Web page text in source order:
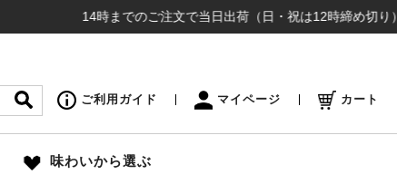
14時までのご注文で当日出荷（日・祝は12時締め切り）
ご利用ガイド マイページ カート
味わいから選ぶ